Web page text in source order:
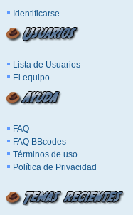
Identificarse
Lista de Usuarios
El equipo
FAQ
FAQ BBcodes
Términos de uso
Política de Privacidad